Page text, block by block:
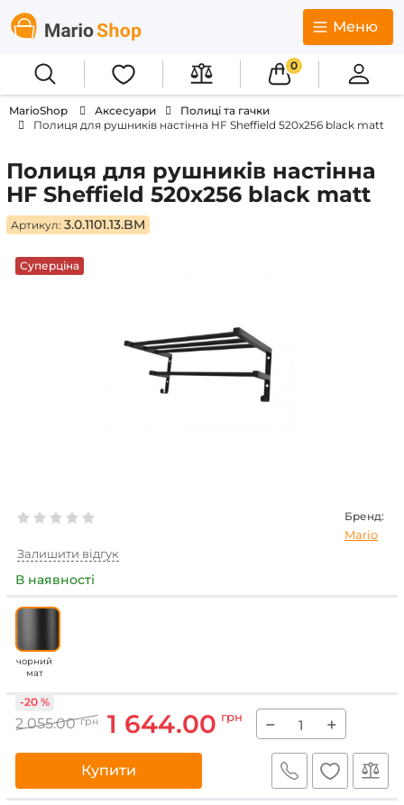
Меню
0
MarioShop Аксесуари
Полиці та гачки
Полиця для рушників настінна HF Sheffield 520x256 black matt
Полиця для рушників настінна
HF Sheffield 520x256 black matt
Артикул: 3.0.1101.13.BM
Суперціна
Бренд:
Mario
Залишити відгук
В наявності
чорний
мат
2 055.00 грн 1 644.00 грн
-20 %
− +
Купити